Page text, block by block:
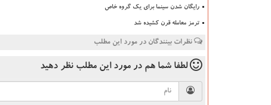
رایگان شدن سینما برای یک گروه خاص
ترمز معامله قرن کشیده شد
نظرات بینندگان در مورد این مطلب
لطفا شما هم در مورد این مطلب نظر دهید